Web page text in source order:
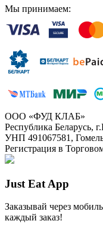
Мы принимаем:
ООО «ФУД КЛАБ»
Республика Беларусь,
УНП 491067581,
Регистрация в
Just Eat App
Заказывай через
каждый заказ!